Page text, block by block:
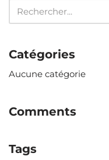
Catégories
Aucune catégorie
Comments
Tags